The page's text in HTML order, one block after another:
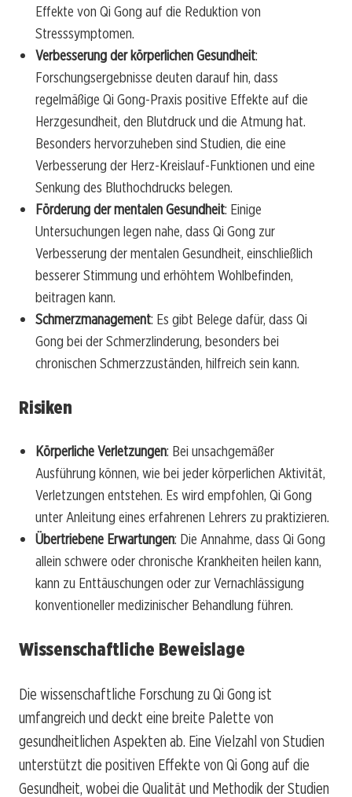
Effekte von Qi Gong auf die Reduktion von
Stresssymptomen.
Verbesserung der körperlichen Gesundheit:
Forschungsergebnisse deuten darauf hin, dass
regelmäßige Qi Gong-Praxis positive Effekte auf die
Herzgesundheit, den Blutdruck und die Atmung hat.
Besonders hervorzuheben sind Studien, die eine
Verbesserung der Herz-Kreislauf-Funktionen und eine
Senkung des Bluthochdrucks belegen.
Förderung der mentalen Gesundheit: Einige
Untersuchungen legen nahe, dass Qi Gong zur
Verbesserung der mentalen Gesundheit, einschließlich
besserer Stimmung und erhöhtem Wohlbefinden,
beitragen kann.
Schmerzmanagement: Es gibt Belege dafür, dass Qi
Gong bei der Schmerzlinderung, besonders bei
chronischen Schmerzzuständen, hilfreich sein kann.
Risiken
Körperliche Verletzungen: Bei unsachgemäßer
Ausführung können, wie bei jeder körperlichen Aktivität,
Verletzungen entstehen. Es wird empfohlen, Qi Gong
unter Anleitung eines erfahrenen Lehrers zu praktizieren.
Übertriebene Erwartungen: Die Annahme, dass Qi Gong
allein schwere oder chronische Krankheiten heilen kann,
kann zu Enttäuschungen oder zur Vernachlässigung
konventioneller medizinischer Behandlung führen.
Wissenschaftliche Beweislage
Die wissenschaftliche Forschung zu Qi Gong ist
umfangreich und deckt eine breite Palette von
gesundheitlichen Aspekten ab. Eine Vielzahl von Studien
unterstützt die positiven Effekte von Qi Gong auf die
Gesundheit, wobei die Qualität und Methodik der Studien